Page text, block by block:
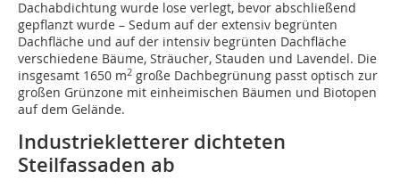
Dachabdichtung wurde lose verlegt, bevor abschließend
gepflanzt wurde – Sedum auf der extensiv begrünten
Dachfläche und auf der intensiv begrünten Dachfläche
verschiedene Bäume, Sträucher, Stauden und Lavendel. Die
insgesamt 1650 m2 große Dachbegrünung passt optisch zur
großen Grünzone mit einheimischen Bäumen und Biotopen
auf dem Gelände.
Industriekletterer dichteten
Steilfassaden ab